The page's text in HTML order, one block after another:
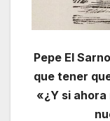
Pepe El
que tener
«¿Y si